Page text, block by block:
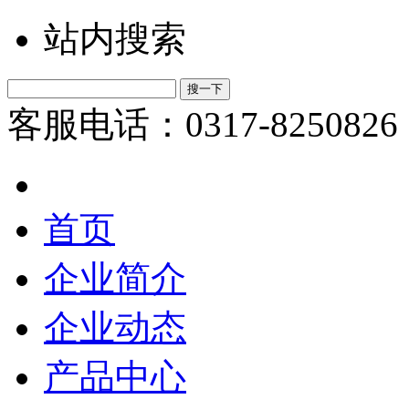
站内搜索
客服电话：0317-8250826
首页
企业简介
企业动态
产品中心